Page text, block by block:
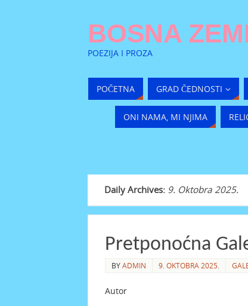
BOSNA
POEZIJA I PROZA
POČETNA GRAD ČEDNOSTI
ONI NAMA, MI NJIMA
Daily Archives: 9. Oktobra 2025.
Pretponoćna
BYADMIN 9. OKTOBRA 2025.
Autor